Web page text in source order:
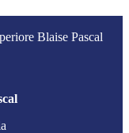
Blaise Pascal